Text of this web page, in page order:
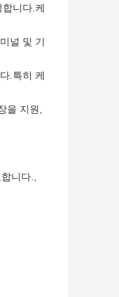
니다.케
널 및 기
.특히 케
을 지원,
니다.,